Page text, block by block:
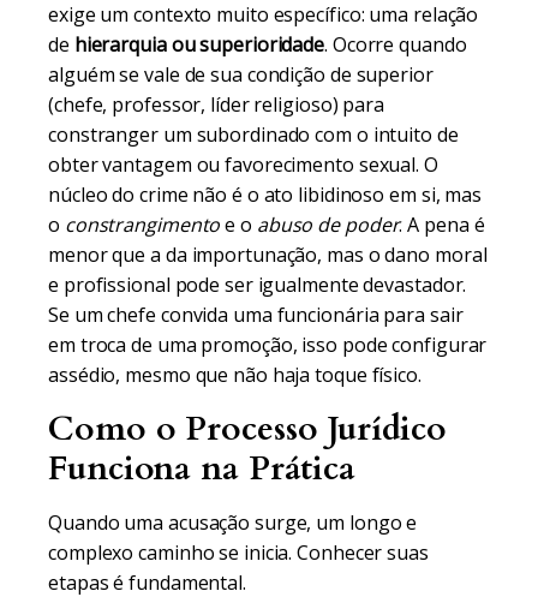
exige um contexto muito específico: uma relação
de hierarquia ou superioridade. Ocorre quando
alguém se vale de sua condição de superior
(chefe, professor, líder religioso) para
constranger um subordinado com o intuito de
obter vantagem ou favorecimento sexual. O
núcleo do crime não é o ato libidinoso em si, mas
o constrangimentoe o abuso de poder. A pena é
menor que a da importunação, mas o dano moral
e profissional pode ser igualmente devastador.
Se um chefe convida uma funcionária para sair
em troca de uma promoção, isso pode configurar
assédio, mesmo que não haja toque físico.
Como o Processo Jurídico
Funciona na Prática
Quando uma acusação surge, um longo e
complexo caminho se inicia. Conhecer suas
etapas é fundamental.